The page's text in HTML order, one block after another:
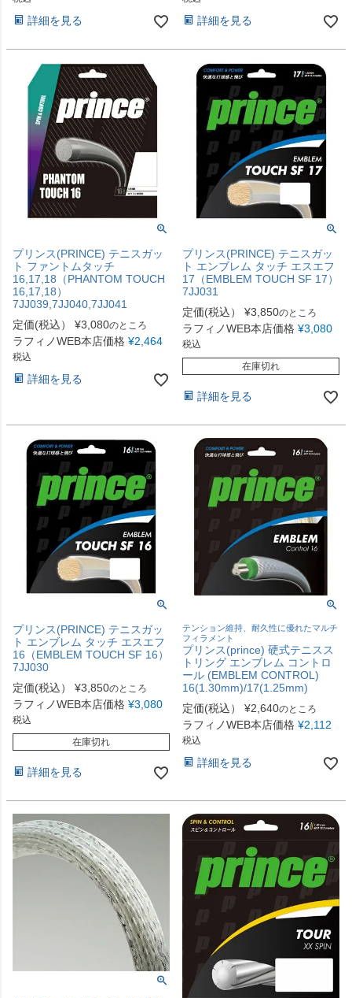
詳細を見る 詳細を見る
プリンス(PRINCE) テニスガッ
ト ファントムタッチ
16,17,18（PHANTOM TOUCH
16,17,18）
7JJ039,7JJ040,7JJ041
定価(税込）
¥3,080のところ
ラフィノWEB本店価格 ¥2,464
税込
詳細を見る
プリンス(PRINCE) テニスガッ
ト エンブレム タッチ エスエフ
17（EMBLEM TOUCH SF 17）
7JJ031
定価(税込）
¥3,850のところ
ラフィノWEB本店価格 ¥3,080
税込
在庫切れ
詳細を見る
プリンス(PRINCE) テニスガッ
ト エンブレム タッチ エスエフ
16（EMBLEM TOUCH SF 16）
7JJ030
定価(税込）
¥3,850のところ
ラフィノWEB本店価格 ¥3,080
税込
在庫切れ
詳細を見る
テンション維持、耐久性に優れたマルチ
フィラメント
プリンス(prince) 硬式テニスス
トリング エンブレム コントロ
ール (EMBLEM CONTROL)
16(1.30mm)/17(1.25mm)
定価(税込）
¥2,640のところ
ラフィノWEB本店価格 ¥2,112
税込
詳細を見る